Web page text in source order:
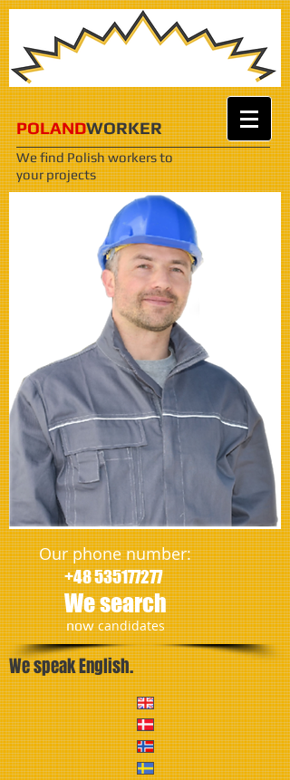
POLANDWORKER
We find Polish workersto
your projects
Our phone number:
+48 535177277
We search
​nowcandidates
We speak English.